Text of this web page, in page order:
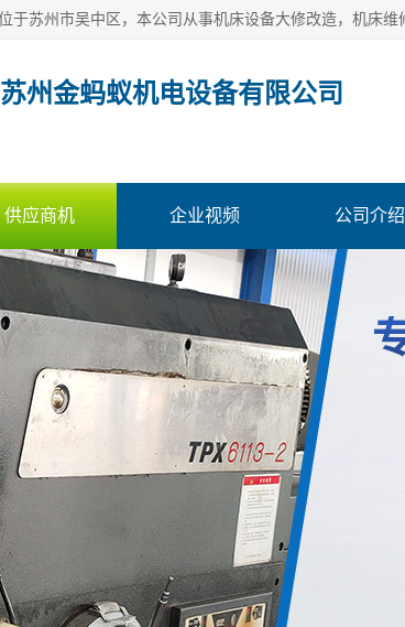
苏州金蚂蚁机电设备有限公司
供应商机 企业视频 公司介绍